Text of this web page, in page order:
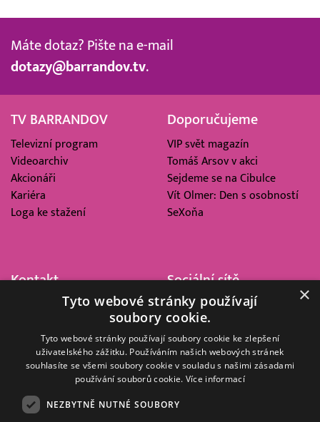
Máte dotaz? Pište na e-mail
dotazy@barrandov.tv.
TV BARRANDOV
Televizní program
Videoarchiv
Akcionáři
Kariéra
Loga ke stažení
Doporučujeme
VIP svět magazín
Tomáš Arsov v akci
Sejdeme se na Cibulce
Vít Olmer: Den s osobností
SeXoňa
Kontakt
Barrandov Televizní Studio,
Kříženeckého nám. 322
152 00 Praha 5
IČ 416 93 311
Sociální sítě
×
Tyto webové stránky používají
soubory cookie.
Tyto webové stránky používají soubory cookie ke zlepšení
uživatelského zážitku. Používáním našich webových stránek
souhlasíte se všemi soubory cookie v souladu s našimi zásadami
používání souborů cookie. Více informací
NEZBYTNĚ NUTNÉ SOUBORY